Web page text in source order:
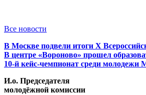
Все новости
В Москве подвели итоги X
В центре «Вороново» прошел
10-й кейс-чемпионат среди молодежи
И.о. Председателя
молодёжной комиссии